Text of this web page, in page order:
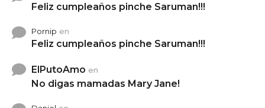
Feliz cumpleaños pinche Saruman!!!
Pornip en
Feliz cumpleaños pinche Saruman!!!
ElPutoAmo en
No digas mamadas Mary Jane!